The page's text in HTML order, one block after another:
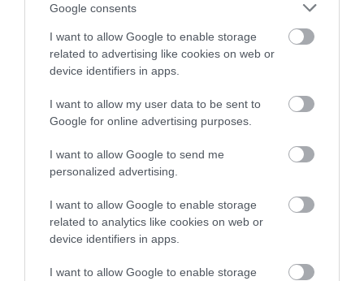
Google consents
I want to allow Google to enable storage
related to advertising like cookies on web or
device identifiers in apps.
I want to allow my user data to be sent to
Google for online advertising purposes.
I want to allow Google to send me
personalized advertising.
I want to allow Google to enable storage
related to analytics like cookies on web or
device identifiers in apps.
I want to allow Google to enable storage
104 νέα φάρμακα έλαβαν έγκριση από τον